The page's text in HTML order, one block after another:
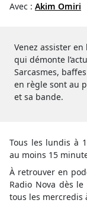
Avec : Akim Omiri
Venez assister en
qui démonte
Sarcasmes,
en règle sont au
et sa bande.
Tous les lundis à
au moins 15
À retrouver en
Radio Nova dès
tous les mercredis